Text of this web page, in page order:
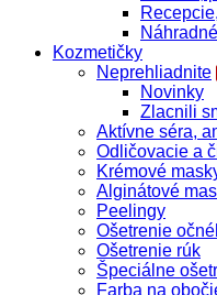
Kozmetičky
Neprehliadnite
Novinky
Zlacnili
Aktívne séra,
Odličovacie a
Krémové
Alginátové
Peelingy
Ošetrenie
Ošetrenie rúk
Špeciálne
Farba na